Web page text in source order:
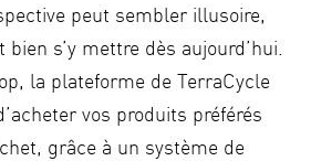
peut sembler illusoire,
s’y mettre dès aujourd’hui.
la plateforme de TerraCycle
vos produits préférés
grâce à un système de